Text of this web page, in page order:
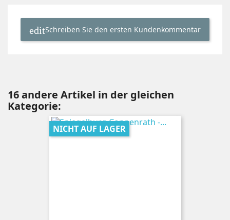
Schreiben Sie den ersten Kundenkommentar
16 andere Artikel in der gleichen
Kategorie:
NICHT AUF LAGER